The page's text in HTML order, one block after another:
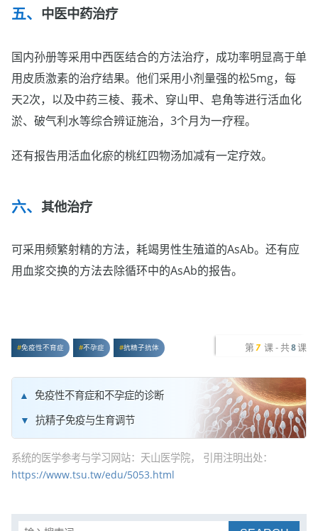
中医中药治疗
国内孙册等采用中西医结合的方法治疗，成功率明显高于单
用皮质激素的治疗结果。他们采用小剂量强的松5mg，每
天2次，以及中药三棱、莪术、穿山甲、皂角等进行活血化
淤、破气利水等综合辨证施治，3个月为一疗程。
还有报告用活血化瘀的桃红四物汤加减有一定疗效。
其他治疗
可采用频繁射精的方法，耗竭男性生殖道的AsAb。还有应
用血浆交换的方法去除循环中的AsAb的报告。
免疫性不育症 不孕症 抗精子抗体 第 7 课 - 共8课
免疫性不育症和不孕症的诊断
抗精子免疫与生育调节
系统的医学参考与学习网站：天山医学院， 引用注明出处：
https://www.tsu.tw/edu/5053.html